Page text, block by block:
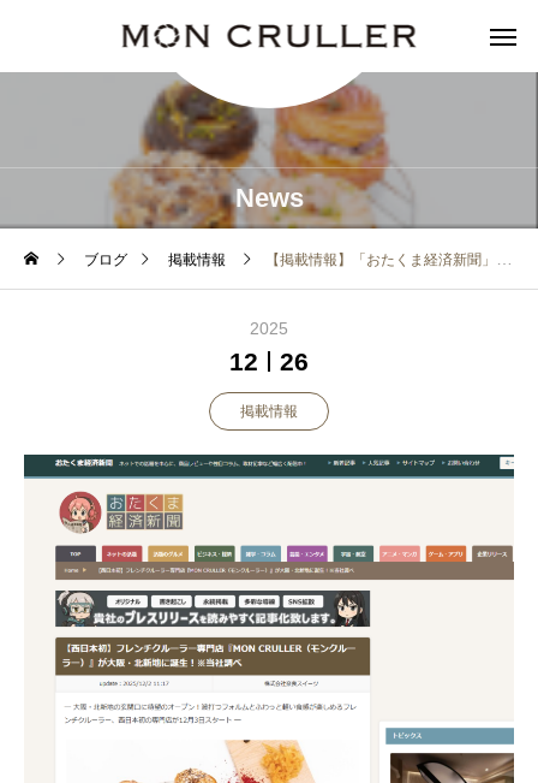
News
ブログ 掲載情報 【掲載情報】「おたくま経済新聞」様にご紹介いただきました！
2025
12 26
掲載情報